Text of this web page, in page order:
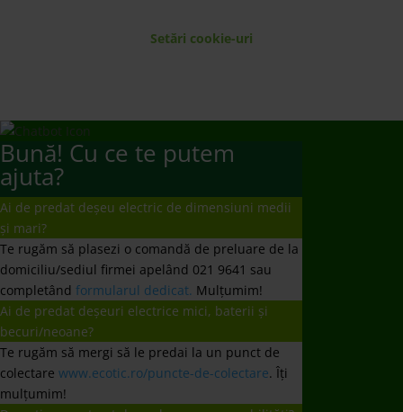
Setări cookie-uri
Bună! Cu ce te putem
ajuta?
Ai de predat deșeu electric de dimensiuni medii
și mari?
Te rugăm să plasezi o comandă de preluare de la
domiciliu/sediul firmei apelând 021 9641 sau
completând formularul dedicat. Mulțumim!
Ai de predat deșeuri electrice mici, baterii și
becuri/neoane?
Te rugăm să mergi să le predai la un punct de
colectare www.ecotic.ro/puncte-de-colectare. Îți
mulțumim!